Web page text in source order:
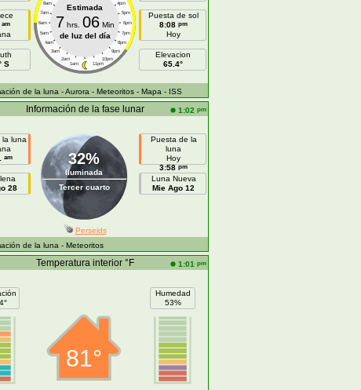
am
S
8am 4pm
7am 5pm
6am 6pm
5am 7pm
4am 8pm
3am 9pm
2am 10pm
1am 11pm
Estimada
7 hrs. 06Min
de luz del día
Puesta de sol
8:08 pm
Hoy
Elevacion
65.4°
de la luna - Aurora - Meteoritos - Mapa - ISS
Información de la fase lunar 1:02 pm
la luna
am
28
32%
Iluminada
Tercer cuarto
Puesta de la
luna
Hoy
3:58pm
Luna Nueva
Mie Ago 12
Perseids
de la luna - Meteoritos
Temperatura interior °F 1:01 pm
81°
Humedad
53%